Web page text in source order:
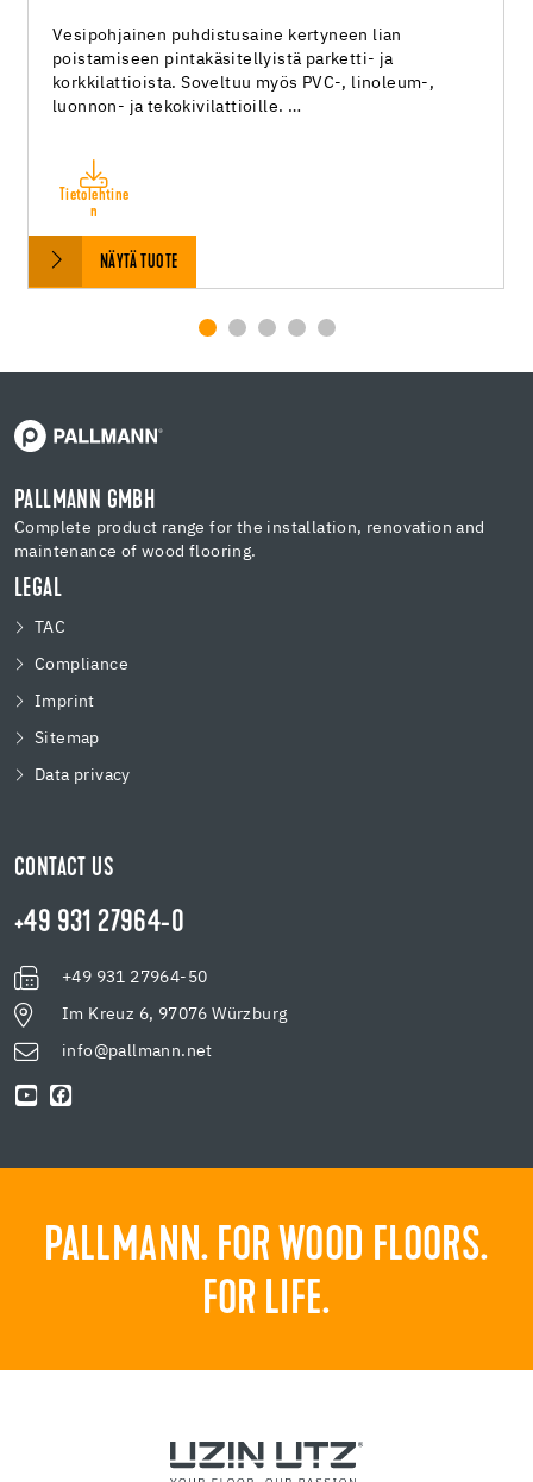
Vesipohjainen puhdistusaine kertyneen lian
poistamiseen pintakäsitellyistä parketti- ja
korkkilattioista. Soveltuu myös PVC-, linoleum-,
luonnon- ja tekokivilattioille. …
Tietolehtine
n
NÄYTÄ TUOTE
PALLMANN GMBH
Complete product range for the installation, renovation and
maintenance of wood flooring.
LEGAL
TAC
Compliance
Imprint
Sitemap
Data privacy
CONTACT US
+49 931 27964-0
+49 931 27964-50
Im Kreuz 6, 97076 Würzburg
info@pallmann.net
PALLMANN. FOR WOOD FLOORS.
FOR LIFE.